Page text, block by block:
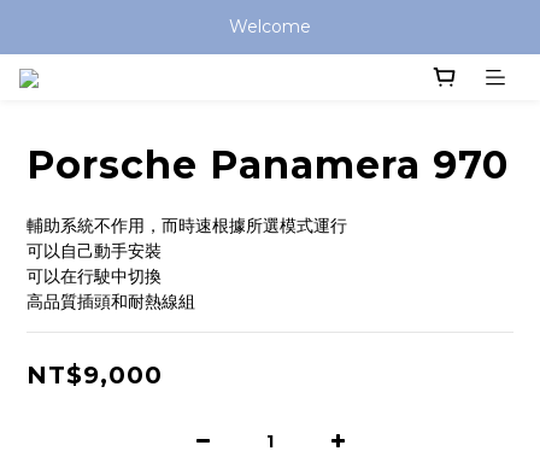
Welcome
Porsche Panamera 970
輔助系統不作用，而時速根據所選模式運行
可以自己動手安裝
可以在行駛中切換
高品質插頭和耐熱線組
NT$9,000